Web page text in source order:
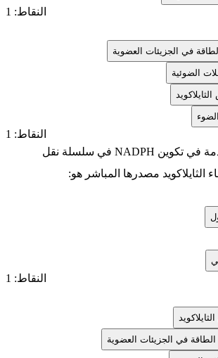
النقاط: 1
النقاط: 1
الإلكترونات المستخدمة في تكوين NADPH في سلسلة نقل
الثايلاكويد مصدرها المباشر هو:
النقاط: 1